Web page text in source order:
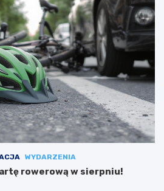
WYDARZENIA
rowerową w sierpniu!